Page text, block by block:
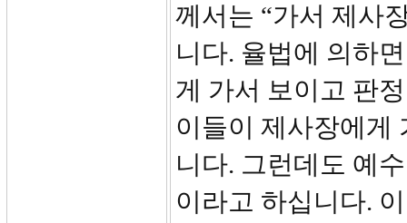
께서는 “가서 제사
니다. 율법에 의하
게 가서 보이고 판
이들이 제사장에게
니다. 그런데도 예
이라고 하십니다.